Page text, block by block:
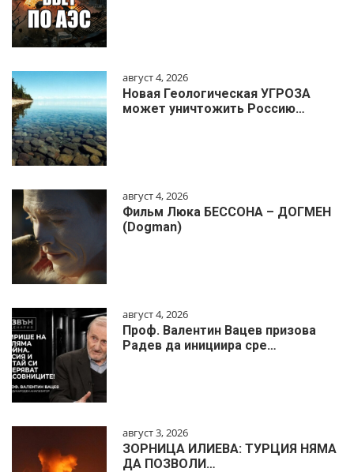
август 4, 2026
Новая Геологическая УГРОЗА
может уничтожить Россию…
август 4, 2026
Фильм Люка БЕССОНА – ДОГМЕН
(Dogman)
август 4, 2026
Проф. Валентин Вацев призова
Радев да инициира сре…
август 3, 2026
ЗОРНИЦА ИЛИЕВА: ТУРЦИЯ НЯМА
ДА ПОЗВОЛИ…